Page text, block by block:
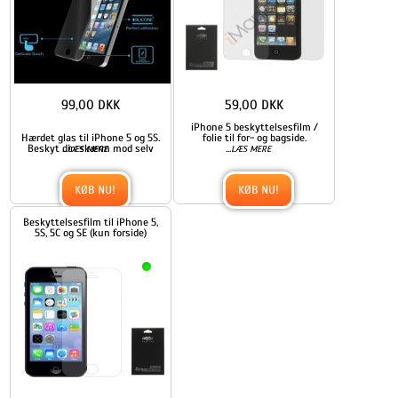
Hærdet glas til iPhone 5 og 5S.
Beskyt din skærm mod selv
...LÆS MERE
99,00 DKK
KØB NU!
iPhone 5 beskyttelsesfilm /
folie til for- og bagside.
...LÆS MERE
59,00 DKK
KØB NU!
Beskyttelsesfilm til iPhone 5,
5S, 5C og SE (kun forside)